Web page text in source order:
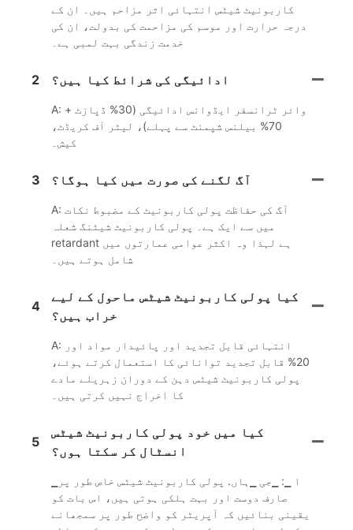
کاربونیٹ شیٹس انتہائی اثر مزاحم ہیں۔ ان کے
درجہ حرارت اور موسم کی مزاحمت کی بدولت، ان کی
خدمت زندگی بہت لمبی ہے۔
2 ادائیگی کی شرائط کیا ہیں؟
A: وائر ٹرانسفر ایڈوانس ادائیگی (30% ڈپازٹ +
70% بیلنس شپمنٹ سے پہلے)، لیٹر آف کریڈٹ،
کیش۔
3 آگ لگنے کی صورت میں کیا ہوگا؟
A: آگ کی حفاظت پولی کاربونیٹ کے مضبوط نکات
میں سے ایک ہے۔ پولی کاربونیٹ شیٹنگ شعلہ
retardant ہے لہذا وہ اکثر عوامی عمارتوں میں
شامل ہوتے ہیں۔
4
کیا پولی کاربونیٹ شیٹس ماحول کے لیے
خراب ہیں؟
A: انتہائی قابل تجدید اور پائیدار مواد اور
20% قابل تجدید توانائی کا استعمال کرتے ہوئے،
پولی کاربونیٹ شیٹس دہن کے دوران زہریلے مادے
کا اخراج نہیں کرتی ہیں۔
5
کیا میں خود پولی کاربونیٹ شیٹس
انسٹال کر سکتا ہوں؟
صارف دوست اور بہت ہلکی ہوتی ہیں، اس بات کو
یقینی بنائیں کہ آپریٹر کو واضح طور پر سمجھانے